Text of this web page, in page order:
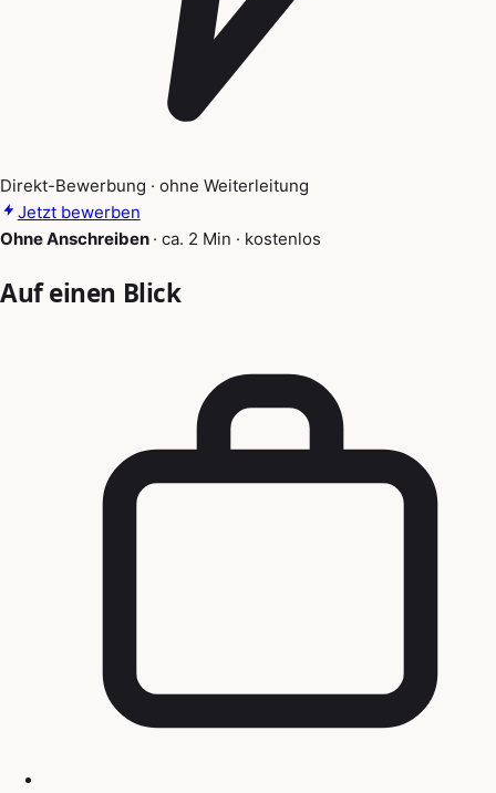
Direkt-Bewerbung · ohne Weiterleitung
Jetzt bewerben
Ohne Anschreiben · ca. 2 Min · kostenlos
Auf einen Blick